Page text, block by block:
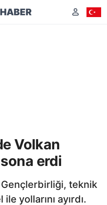
Volkan
erdi
teknik
yollarını ayırdı.